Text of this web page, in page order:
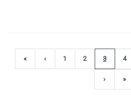
First page
« Претходна страна
‹ Page
1 Page
2 Current
3 4
Next page
› »